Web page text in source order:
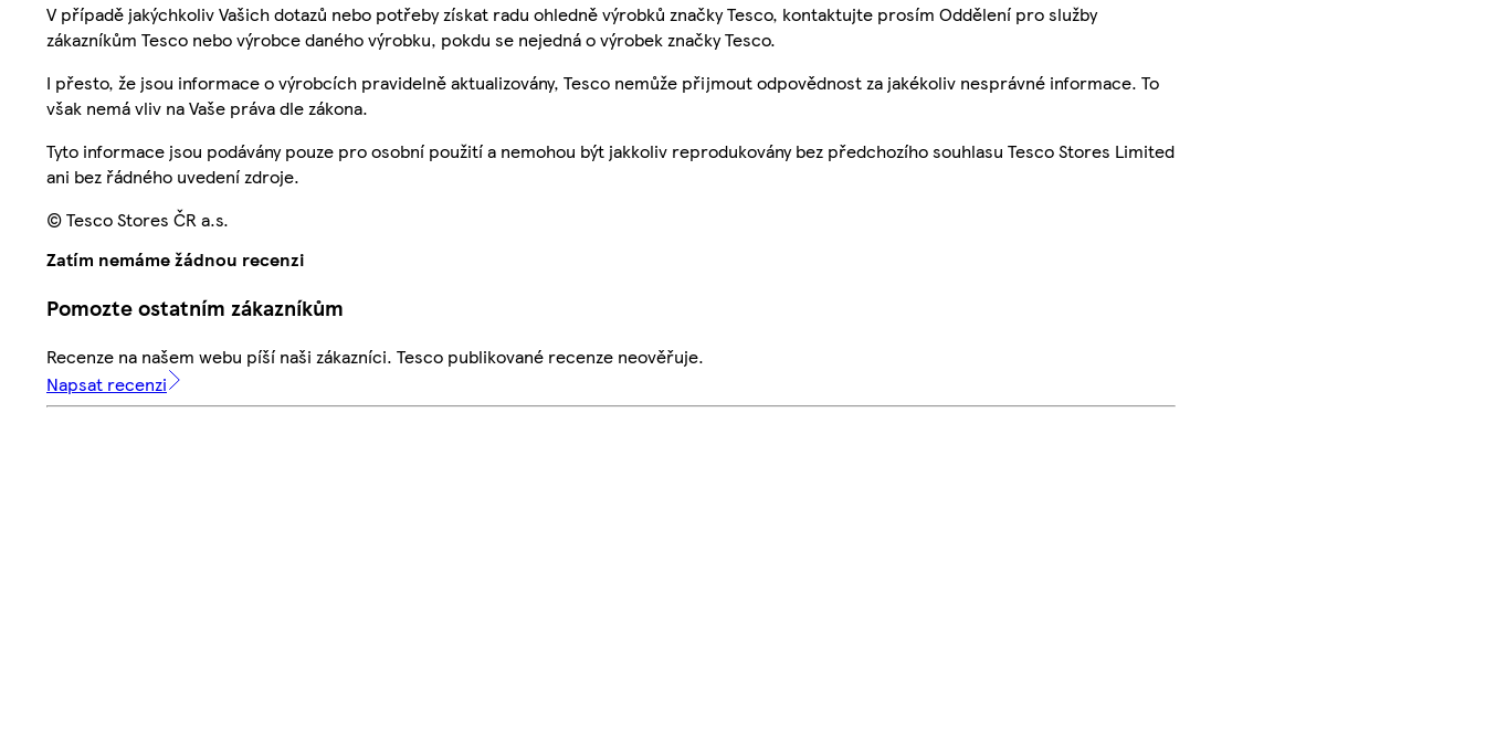
V případě jakýchkoliv Vašich dotazů nebo potřeby získat radu ohledně výrobků značky Tesco, kontaktujte prosím Oddělení pro služby
zákazníkům Tesco nebo výrobce daného výrobku, pokdu se nejedná o výrobek značky Tesco.
I přesto, že jsou informace o výrobcích pravidelně aktualizovány, Tesco nemůže přijmout odpovědnost za jakékoliv nesprávné informace. To
však nemá vliv na Vaše práva dle zákona.
Tyto informace jsou podávány pouze pro osobní použití a nemohou být jakkoliv reprodukovány bez předchozího souhlasu Tesco Stores Limited
ani bez řádného uvedení zdroje.
© Tesco Stores ČR a.s.
Zatím nemáme žádnou recenzi
Pomozte ostatním zákazníkům
Recenze na našem webu píší naši zákazníci. Tesco publikované recenze neověřuje.
Napsat recenzi